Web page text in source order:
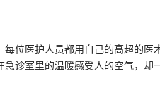
位医护人员都用自己的高超的医
诊室里的温暖感受人的空气，却